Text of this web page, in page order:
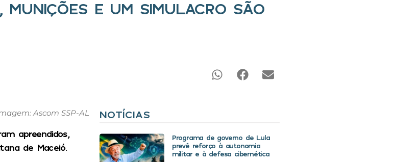
MUNIÇÕES E UM SIMULACRO SÃO
Ascom SSP-AL
apreendidos,
de Maceió.
NOTÍCIAS
Programa de governo de Lula
prevê reforço à autonomia
militar e à defesa cibernética